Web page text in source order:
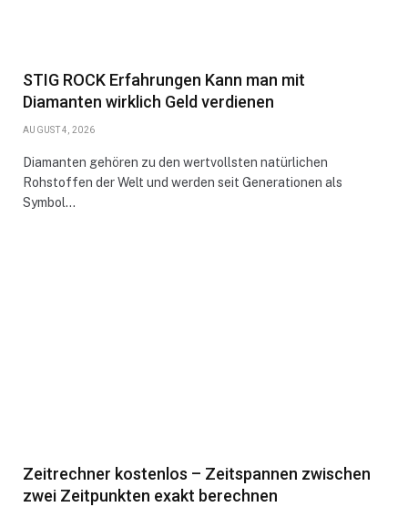
STIG ROCK Erfahrungen Kann man mit
Diamanten wirklich Geld verdienen
AUGUST 4, 2026
Diamanten gehören zu den wertvollsten natürlichen
Rohstoffen der Welt und werden seit Generationen als
Symbol…
Zeitrechner kostenlos – Zeitspannen zwischen
zwei Zeitpunkten exakt berechnen